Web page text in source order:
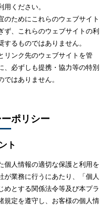
ください。
のためにこれらのウェブサイト
ず、これらのウェブサイトの利
るものではありません。
リンク先のウェブサイトを管
、必ずしも提携・協力等の特別
はありません。
ポリシー
ト
個人情報の適切な保護と利用を
が業務に行うにあたり、「個人
めとする関係法令等及び本プラ
規定を遵守し、お客様の個人情